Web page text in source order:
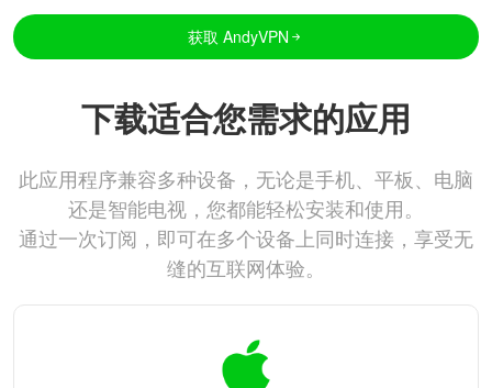
获取 AndyVPN
下载适合您需求的应用
此应用程序兼容多种设备，无论是手机、平板、电脑
还是智能电视，您都能轻松安装和使用。
通过一次订阅，即可在多个设备上同时连接，享受无
缝的互联网体验。